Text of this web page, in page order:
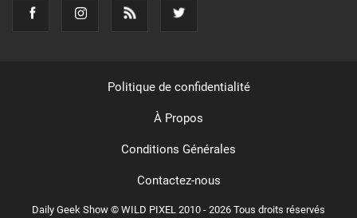
Daily Geek Show © WILD PIXEL 2010 - 2026 Tous droits réservés
Politique de confidentialité
À Propos
Conditions Générales
Contactez-nous